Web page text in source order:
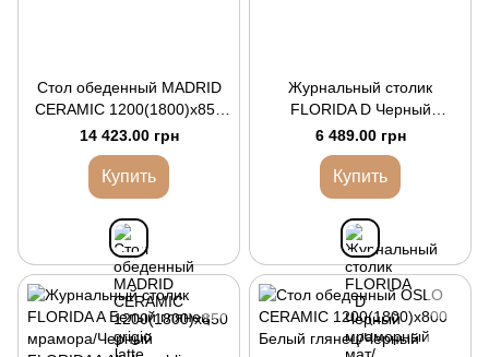
Стол обеденный MADRID
CERAMIC 1200(1800)x850
grigio latte matt/Черный
14 423.00 грн
Купить
Журнальный столик
FLORIDA D Черный
мраморный мат/Черный
6 489.00 грн
Купить